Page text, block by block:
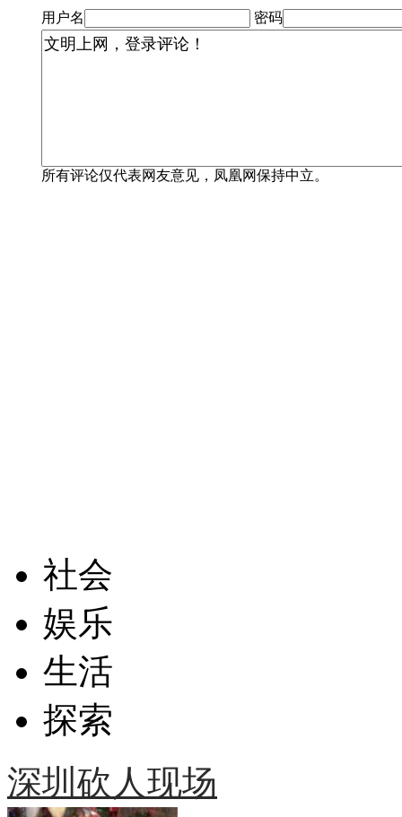
用户名
密码
所有评论仅代表网友意见，凤凰网保持中立。
社会
娱乐
生活
探索
深圳砍人现场